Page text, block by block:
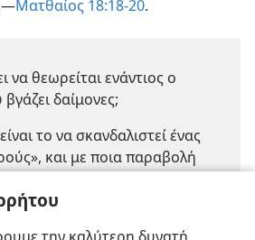
στο όνομά μου, εκεί είμαι και
να θεωρείται ενάντιος ο
δαίμονες;
το να σκανδαλιστεί ένας
την αξία αυτών των ατόμων;